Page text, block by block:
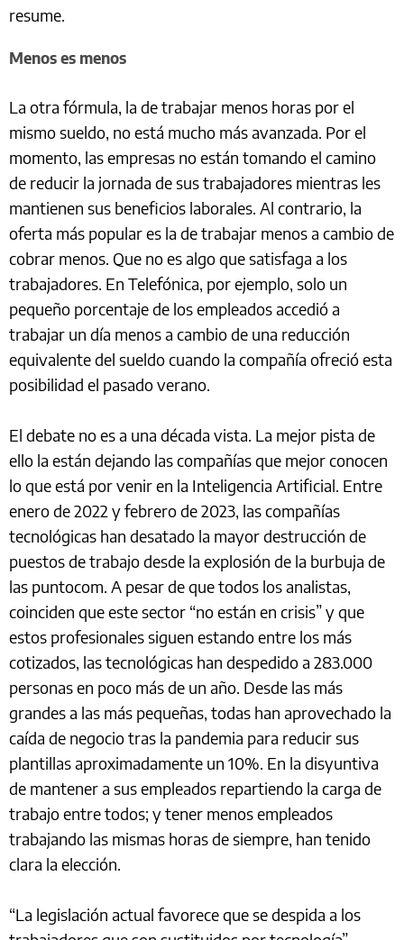
resume.
Menos es menos
La otra fórmula, la de trabajar menos horas por el
mismo sueldo, no está mucho más avanzada. Por el
momento, las empresas no están tomando el camino
de reducir la jornada de sus trabajadores mientras les
mantienen sus beneficios laborales. Al contrario, la
oferta más popular es la de trabajar menos a cambio de
cobrar menos. Que no es algo que satisfaga a los
trabajadores. En Telefónica, por ejemplo, solo un
pequeño porcentaje de los empleados accedió a
trabajar un día menos a cambio de una reducción
equivalente del sueldo cuando la compañía ofreció esta
posibilidad el pasado verano.
El debate no es a una década vista. La mejor pista de
ello la están dejando las compañías que mejor conocen
lo que está por venir en la Inteligencia Artificial. Entre
enero de 2022 y febrero de 2023, las compañías
tecnológicas han desatado la mayor destrucción de
puestos de trabajo desde la explosión de la burbuja de
las puntocom. A pesar de que todos los analistas,
coinciden que este sector “no están en crisis” y que
estos profesionales siguen estando entre los más
cotizados, las tecnológicas han despedido a 283.000
personas en poco más de un año. Desde las más
grandes a las más pequeñas, todas han aprovechado la
caída de negocio tras la pandemia para reducir sus
plantillas aproximadamente un 10%. En la disyuntiva
de mantener a sus empleados repartiendo la carga de
trabajo entre todos; y tener menos empleados
trabajando las mismas horas de siempre, han tenido
clara la elección.
“La legislación actual favorece que se despida a los